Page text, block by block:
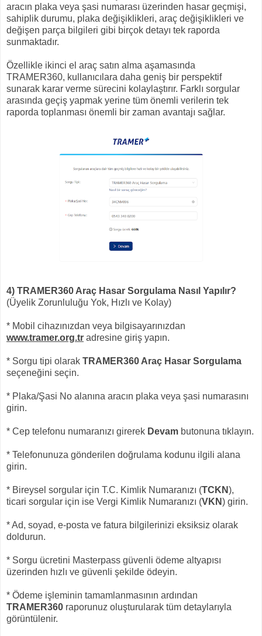
aracın plaka veya şasi numarası üzerinden hasar geçmişi,
sahiplik durumu, plaka değişiklikleri, araç değişiklikleri ve
değişen parça bilgileri gibi birçok detayı tek raporda
sunmaktadır.
Özellikle ikinci el araç satın alma aşamasında
TRAMER360, kullanıcılara daha geniş bir perspektif
sunarak karar verme sürecini kolaylaştırır. Farklı sorgular
arasında geçiş yapmak yerine tüm önemli verilerin tek
raporda toplanması önemli bir zaman avantajı sağlar.
4) TRAMER360 Araç Hasar Sorgulama Nasıl Yapılır?
(Üyelik Zorunluluğu Yok, Hızlı ve Kolay)
* Mobil cihazınızdan veya bilgisayarınızdan
www.tramer.org.tr adresine giriş yapın.
* Sorgu tipi olarak TRAMER360 Araç Hasar Sorgulama
seçeneğini seçin.
* Plaka/Şasi No alanına aracın plaka veya şasi numarasını
girin.
* Cep telefonu numaranızı girerek Devam butonuna tıklayın.
* Telefonunuza gönderilen doğrulama kodunu ilgili alana
girin.
* Bireysel sorgular için T.C. Kimlik Numaranızı (TCKN),
ticari sorgular için ise Vergi Kimlik Numaranızı (VKN) girin.
* Ad, soyad, e-posta ve fatura bilgilerinizi eksiksiz olarak
doldurun.
* Sorgu ücretini Masterpass güvenli ödeme altyapısı
üzerinden hızlı ve güvenli şekilde ödeyin.
* Ödeme işleminin tamamlanmasının ardından
TRAMER360 raporunuz oluşturularak tüm detaylarıyla
görüntülenir.